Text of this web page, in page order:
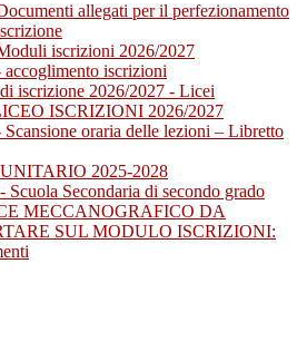
allegati per il perfezionamento
iscrizioni 2026/2027
accoglimento iscrizioni
iscrizione 2026/2027 - Licei
ISCRIZIONI 2026/2027
oraria delle lezioni – Libretto
2025-2028
Scuola Secondaria di secondo grado
MECCANOGRAFICO DA
SUL MODULO ISCRIZIONI: